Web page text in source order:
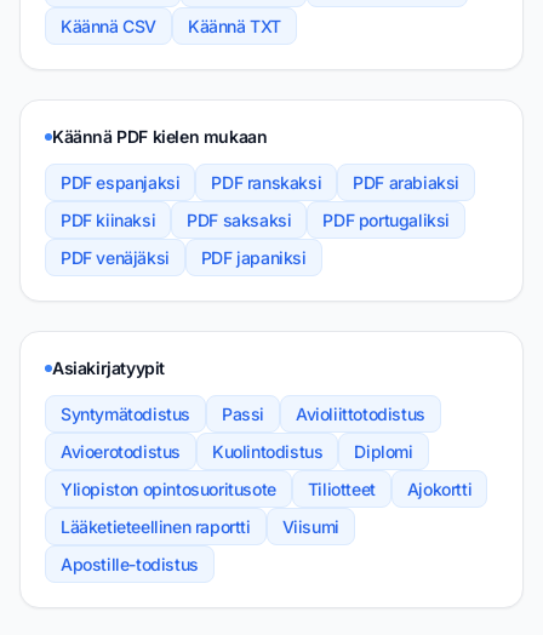
Käännä CSV
Käännä TXT
Käännä PDF kielen mukaan
PDF espanjaksi PDF ranskaksi
PDF arabiaksi
PDF kiinaksi
PDF saksaksi
PDF portugaliksi
PDF venäjäksi
PDF japaniksi
Asiakirjatyypit
Syntymätodistus Passi
Avioliittotodistus
Avioerotodistus
Kuolintodistus
Diplomi
Yliopiston opintosuoritusote
Tiliotteet
Ajokortti
Lääketieteellinen raportti
Viisumi
Apostille-todistus